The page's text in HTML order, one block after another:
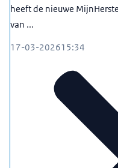
heeft de nieuwe
van ...
17-03-202615:34